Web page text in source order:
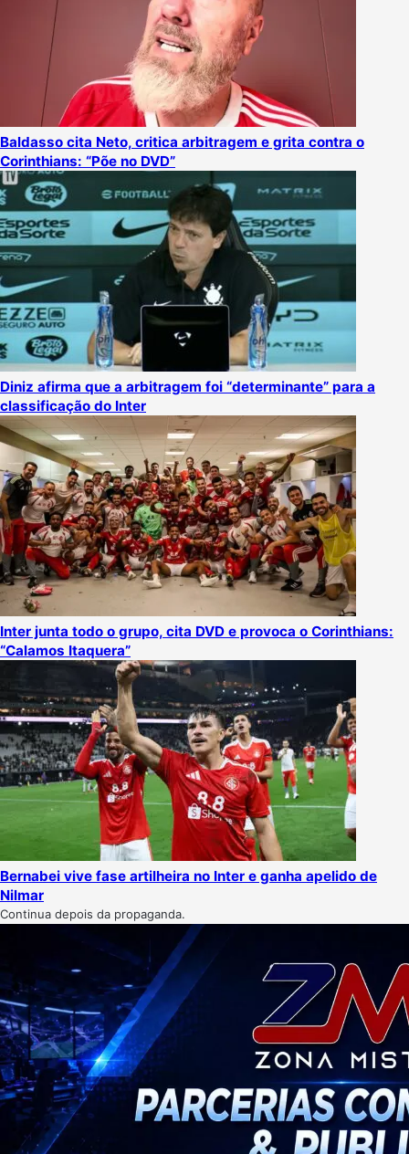
Baldasso cita Neto, critica arbitragem e grita contra o
Corinthians: “Põe no DVD”
Diniz afirma que a arbitragem foi “determinante” para a
classificação do Inter
Inter junta todo o grupo, cita DVD e provoca o Corinthians:
“Calamos Itaquera”
Bernabei vive fase artilheira no Inter e ganha apelido de
Nilmar
Continua depois da propaganda.